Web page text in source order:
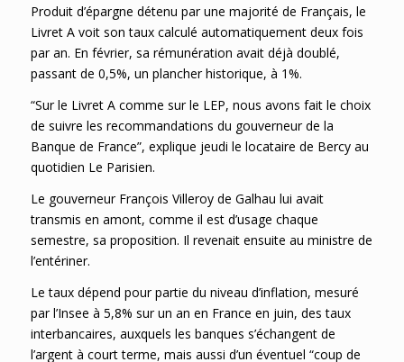
Produit d’épargne détenu par une majorité de Français, le
Livret A voit son taux calculé automatiquement deux fois
par an. En février, sa rémunération avait déjà doublé,
passant de 0,5%, un plancher historique, à 1%.
“Sur le Livret A comme sur le LEP, nous avons fait le choix
de suivre les recommandations du gouverneur de la
Banque de France”, explique jeudi le locataire de Bercy au
quotidien Le Parisien.
Le gouverneur François Villeroy de Galhau lui avait
transmis en amont, comme il est d’usage chaque
semestre, sa proposition. Il revenait ensuite au ministre de
l’entériner.
Le taux dépend pour partie du niveau d’inflation, mesuré
par l’Insee à 5,8% sur un an en France en juin, des taux
interbancaires, auxquels les banques s’échangent de
l’argent à court terme, mais aussi d’un éventuel “coup de